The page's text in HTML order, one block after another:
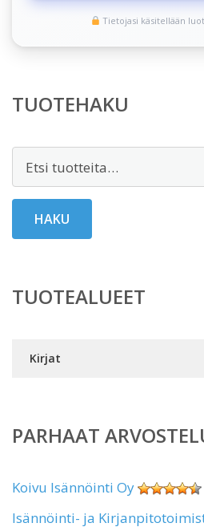
Tietojasi käsitellään
TUOTEHAKU
HAKU
TUOTEALUEET
Kirjat
PARHAAT
Koivu Isännöinti Oy
Isännöinti- ja